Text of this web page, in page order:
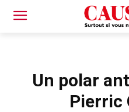
Un polar
Pierric